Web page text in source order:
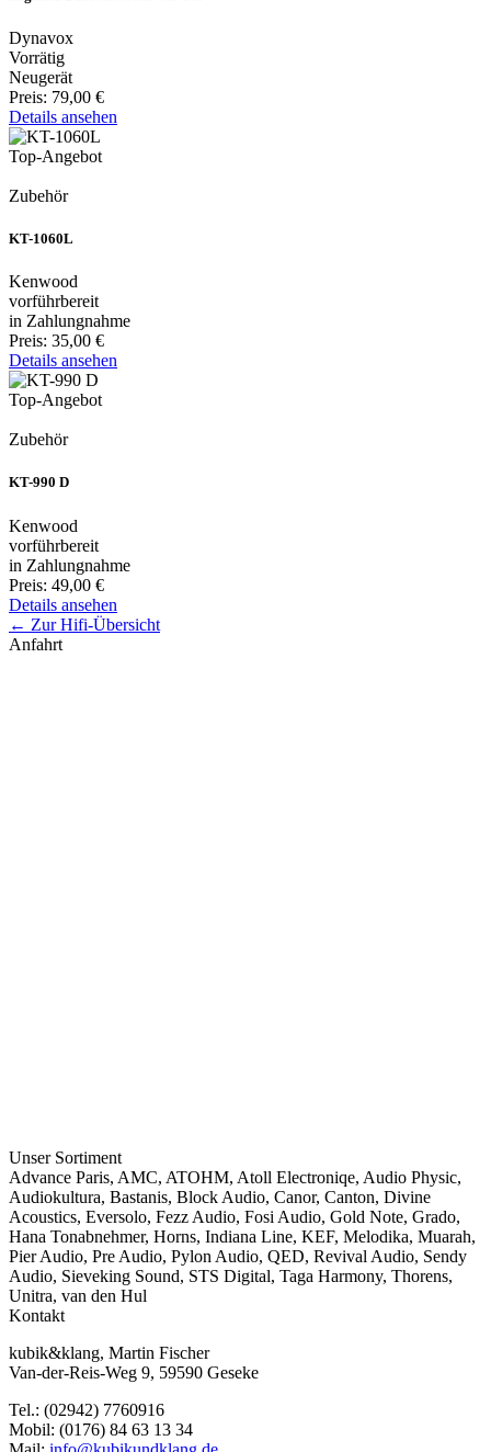
Dynavox
Vorrätig
Neugerät
Preis: 79,00 €
Details ansehen
Top-Angebot
Zubehör
KT-1060L
Kenwood
vorführbereit
in Zahlungnahme
Preis: 35,00 €
Details ansehen
Top-Angebot
Zubehör
KT-990 D
Kenwood
vorführbereit
in Zahlungnahme
Preis: 49,00 €
Details ansehen
← Zur Hifi-Übersicht
Anfahrt
Unser Sortiment
Advance Paris, AMC, ATOHM, Atoll Electroniqe, Audio Physic,
Audiokultura, Bastanis, Block Audio, Canor, Canton, Divine
Acoustics, Eversolo, Fezz Audio, Fosi Audio, Gold Note, Grado,
Hana Tonabnehmer, Horns, Indiana Line, KEF, Melodika, Muarah,
Pier Audio, Pre Audio, Pylon Audio, QED, Revival Audio, Sendy
Audio, Sieveking Sound, STS Digital, Taga Harmony, Thorens,
Unitra, van den Hul
Kontakt
kubik&klang, Martin Fischer
Van-der-Reis-Weg 9, 59590 Geseke
Tel.: (02942) 7760916
Mobil: (0176) 84 63 13 34